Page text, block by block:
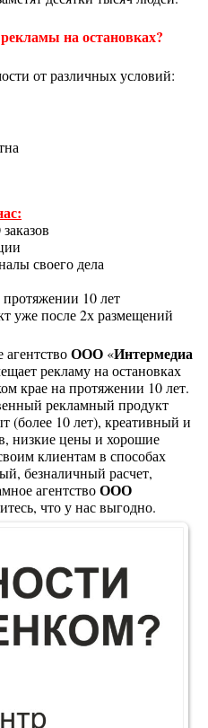
на остановках?
от различных условий:
своего дела
10 лет
уже после 2х размещений
ООО «Интермедиа
рекламу на остановках
крае на протяжении 10 лет.
рекламный продукт
(более 10 лет), креативный и
низкие цены и хорошие
клиентам в способах
безналичный расчет,
агентствоООО
что у нас выгодно.